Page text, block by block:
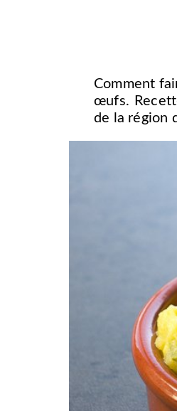
Comment
œufs.
de la région